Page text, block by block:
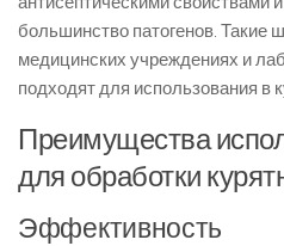
большинство патогенов. Такие
медицинских учреждениях и
подходят для использования в
Преимущества
для обработки
Эффективность